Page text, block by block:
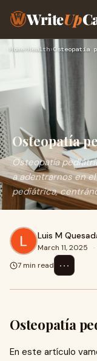
WriteUp
Home›Health›Osteopatía
Osteopatía
Osteopatía
a adentrarnos en
pediátrica,
Luis M
March 11, 2025 ·
7 min read
⋯
Osteopatía
En este artículo